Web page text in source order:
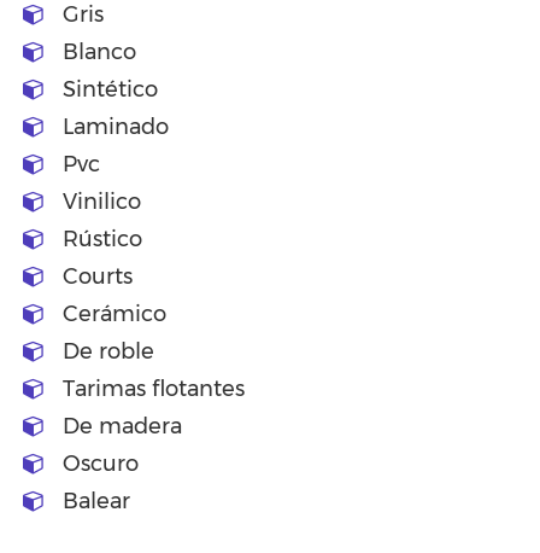
Gris
Blanco
Sintético
Laminado
Pvc
Vinilico
Rústico
Courts
Cerámico
De roble
Tarimas flotantes
De madera
Oscuro
Balear